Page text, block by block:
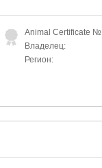
Animal Certificate №
Владелец:
Регион: